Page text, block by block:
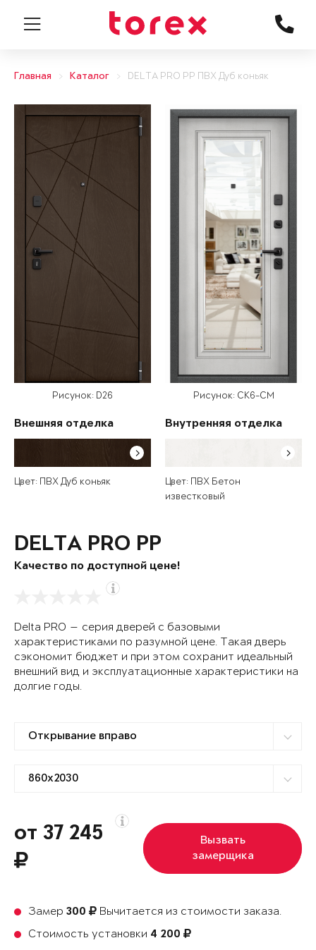
Главная Каталог DELTA PRO PP ПВХ Дуб коньяк
Рисунок: D26
Внешняя отделка
Цвет: ПВХ Дуб коньяк
Рисунок: СК6-СМ
Внутренняя отделка
Цвет: ПВХ Бетон
известковый
DELTA PRO PP
Качество по доступной цене!
Delta PRO — серия дверей с базовыми
характеристиками по разумной цене. Такая дверь
сэкономит бюджет и при этом сохранит идеальный
внешний вид и эксплуатационные характеристики на
долгие годы.
от 37 245
Вызвать
замерщика
Замер 300
Вычитается из стоимости заказа.
Стоимость установки 4 200